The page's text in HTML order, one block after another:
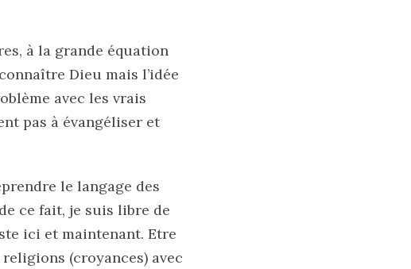
à la grande équation
Dieu mais l’idée
avec les vrais
pas à évangéliser et
le langage des
ce fait, je suis libre de
ici et maintenant. Etre
(croyances) avec